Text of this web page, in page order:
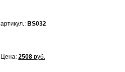
артикул.: BS032
Цена: 2508 руб.